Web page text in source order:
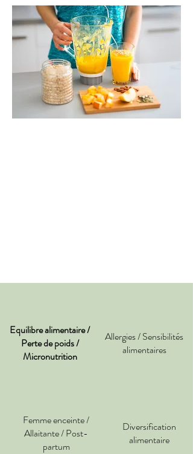
Equilibre alimentaire /
Perte de poids /
Micronutrition
Allergies / Sensibilités
alimentaires
Femme enceinte /
Allaitante / Post-
partum
Diversification
alimentaire